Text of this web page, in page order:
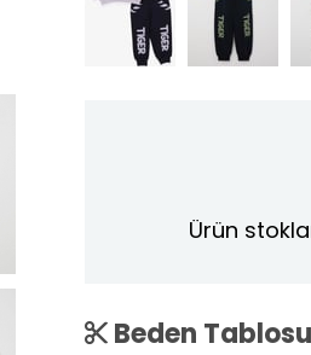
Ürün
Beden Tablosu